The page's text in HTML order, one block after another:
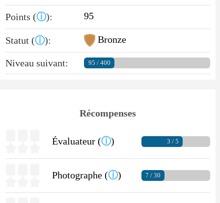
Points (ⓘ): 95
Statut (ⓘ): Bronze
Niveau suivant: 95 / 400
Récompenses
Évaluateur (ⓘ) 3 / 5
Photographe (ⓘ) 7 / 30